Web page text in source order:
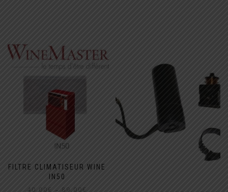
FILTRE CLIMATISEUR WINE
IN50
40,00€ – 89,00€